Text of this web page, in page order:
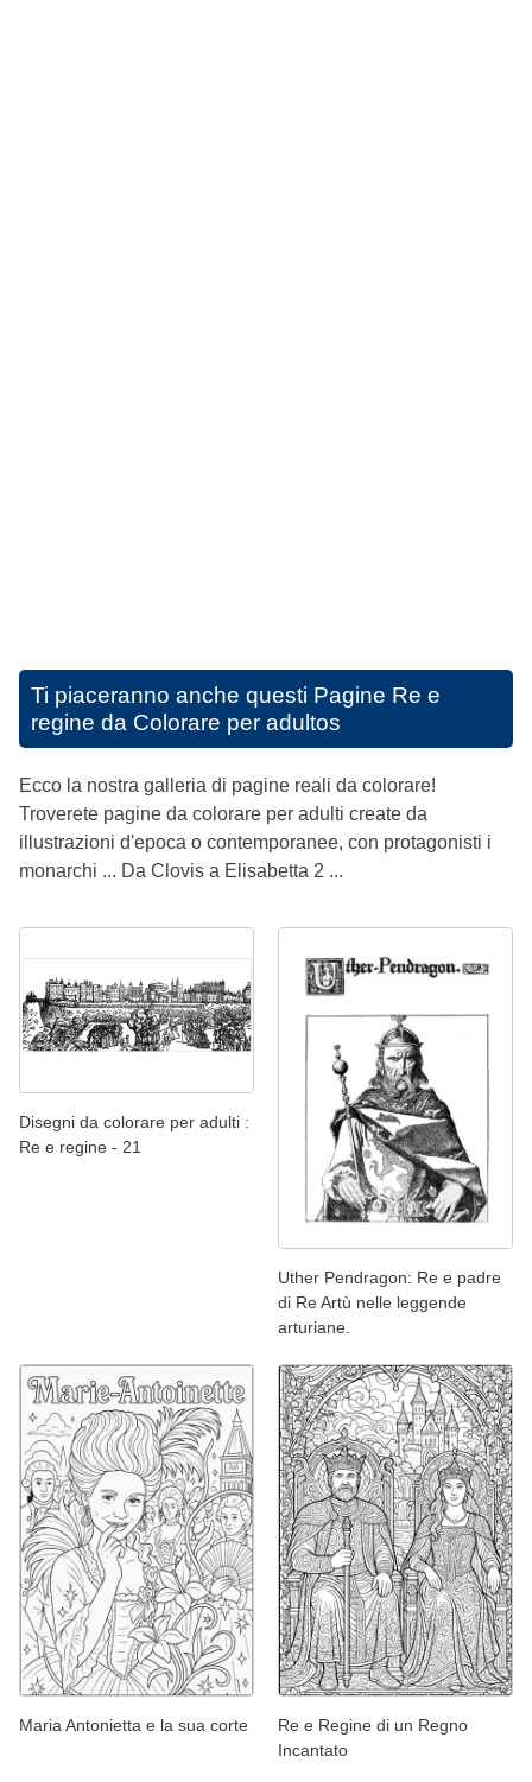
Ti piaceranno anche questi Pagine Re e
regine da Colorare per adultos
Ecco la nostra galleria di pagine reali da colorare!
Troverete pagine da colorare per adulti create da
illustrazioni d'epoca o contemporanee, con protagonisti i
monarchi ... Da Clovis a Elisabetta 2 ...
Disegni da colorare per adulti :
Re e regine - 21
Uther Pendragon: Re e padre
di Re Artù nelle leggende
arturiane.
Maria Antonietta e la sua corte
Re e Regine di un Regno
Incantato